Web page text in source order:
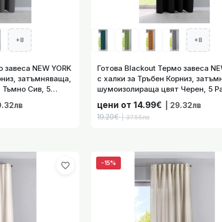
+8
NEW YORK
затъмняваща,
Сив, 5
029
+8
Готова Blackout Термо завеса
с халки за Тръбен Корниз,
шумоизолираща цвят Черен, 5
код- 201920600-034
цени от 14.99€ | 29.32лв
19.20€ | 37.55лв
favorite_border -15%
15.60€
| 30.51лв
с визия Лен плюс Коланче, Полупрозрачна, за Релса и
145х140/225х140/
15.60€
| 30.51лв
ЙЕНА с визия Лен плюс Коланче, Полупрозрачна, за
145х140/225х140/
| 30.51лв